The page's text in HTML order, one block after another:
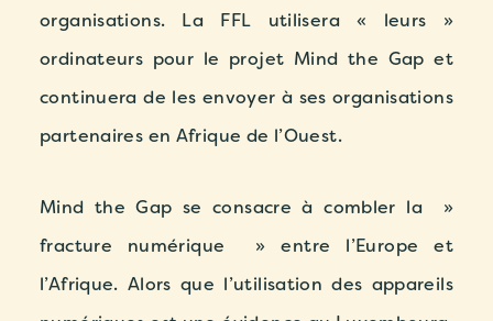
organisations. La FFL utilisera « leurs »
ordinateurs pour le projet Mind the Gap et
continuera de les envoyer à ses organisations
partenaires en Afrique de l’Ouest.
Mind the Gap se consacre à combler la »
fracture numérique » entre l’Europe et
l’Afrique. Alors que l’utilisation des appareils